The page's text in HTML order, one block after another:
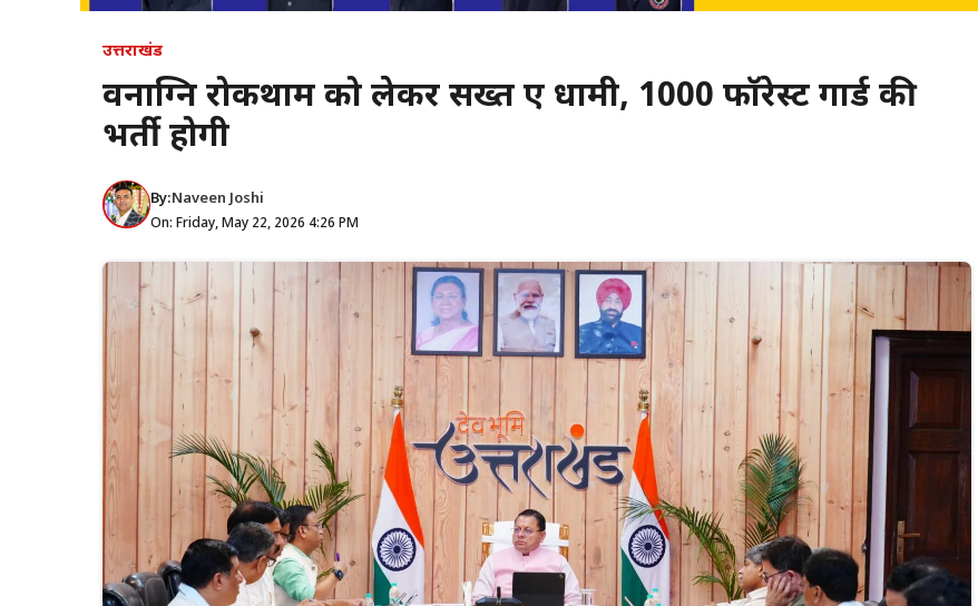
उत्तराखंड
वनाग्नि रोकथाम को लेकर सख्त हुए धामी, 1000 फॉरेस्ट गार्ड की
भर्ती होगी
By:Naveen Joshi
On: Friday, May 22, 2026 4:26 PM